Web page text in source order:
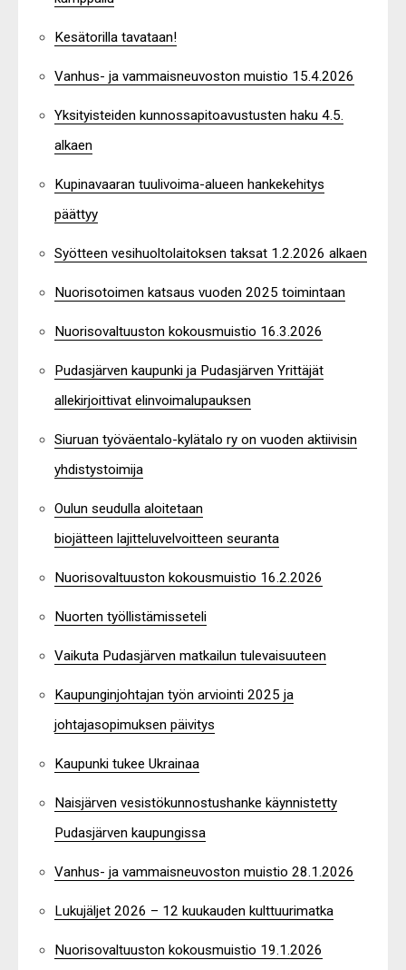
Kesätorilla tavataan!
Vanhus- ja vammaisneuvoston muistio 15.4.2026
Yksityisteiden kunnossapitoavustusten haku 4.5.
alkaen
Kupinavaaran tuulivoima-alueen hankekehitys
päättyy
Syötteen vesihuoltolaitoksen taksat 1.2.2026 alkaen
Nuorisotoimen katsaus vuoden 2025 toimintaan
Nuorisovaltuuston kokousmuistio 16.3.2026
Pudasjärven kaupunki ja Pudasjärven Yrittäjät
allekirjoittivat elinvoimalupauksen
Siuruan työväentalo-kylätalo ry on vuoden aktiivisin
yhdistystoimija
Oulun seudulla aloitetaan
biojätteen lajitteluvelvoitteen seuranta
Nuorisovaltuuston kokousmuistio 16.2.2026
Nuorten työllistämisseteli
Vaikuta Pudasjärven matkailun tulevaisuuteen
Kaupunginjohtajan työn arviointi 2025 ja
johtajasopimuksen päivitys
Kaupunki tukee Ukrainaa
Naisjärven vesistökunnostushanke käynnistetty
Pudasjärven kaupungissa
Vanhus- ja vammaisneuvoston muistio 28.1.2026
Lukujäljet 2026 – 12 kuukauden kulttuurimatka
Nuorisovaltuuston kokousmuistio 19.1.2026